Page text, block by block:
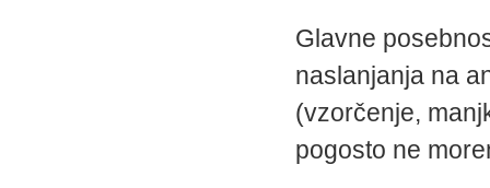
Glavne
naslanjanja na
(vzorčenje,
pogosto ne